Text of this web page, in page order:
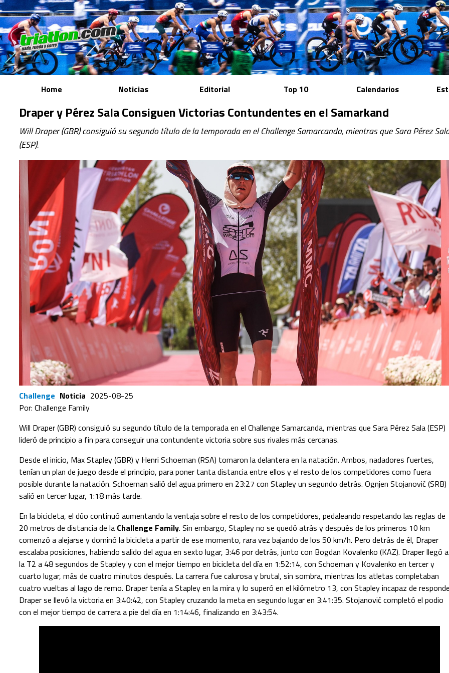
Home Noticias Editorial Top 10 Calendarios
Draper y Pérez Sala Consiguen Victorias Contundentes en el Samarkand
Will Draper (GBR) consiguió su segundo título de la temporada en el Challenge Samarcanda, mientras que Sara Pérez
(ESP).
Challenge Noticia 2025-08-25
Por: Challenge Family
Will Draper (GBR) consiguió su segundo título de la temporada en el Challenge Samarcanda, mientras que Sara Pérez Sala (ESP)
lideró de principio a fin para conseguir una contundente victoria sobre sus rivales más cercanas.
Desde el inicio, Max Stapley (GBR) y Henri Schoeman (RSA) tomaron la delantera en la natación. Ambos, nadadores fuertes,
tenían un plan de juego desde el principio, para poner tanta distancia entre ellos y el resto de los competidores como fuera
posible durante la natación. Schoeman salió del agua primero en 23:27 con Stapley un segundo detrás. Ognjen Stojanović (SRB)
salió en tercer lugar, 1:18 más tarde.
En la bicicleta, el dúo continuó aumentando la ventaja sobre el resto de los competidores, pedaleando respetando las reglas de
20 metros de distancia de la Challenge Family. Sin embargo, Stapley no se quedó atrás y después de los primeros 10 km
comenzó a alejarse y dominó la bicicleta a partir de ese momento, rara vez bajando de los 50 km/h. Pero detrás de él, Draper
escalaba posiciones, habiendo salido del agua en sexto lugar, 3:46 por detrás, junto con Bogdan Kovalenko (KAZ). Draper llegó a
la T2 a 48 segundos de Stapley y con el mejor tiempo en bicicleta del día en 1:52:14, con Schoeman y Kovalenko en tercer y
cuarto lugar, más de cuatro minutos después. La carrera fue calurosa y brutal, sin sombra, mientras los atletas completaban
cuatro vueltas al lago de remo. Draper tenía a Stapley en la mira y lo superó en el kilómetro 13, con Stapley incapaz de
Draper se llevó la victoria en 3:40:42, con Stapley cruzando la meta en segundo lugar en 3:41:35. Stojanović completó el podio
con el mejor tiempo de carrera a pie del día en 1:14:46, finalizando en 3:43:54.